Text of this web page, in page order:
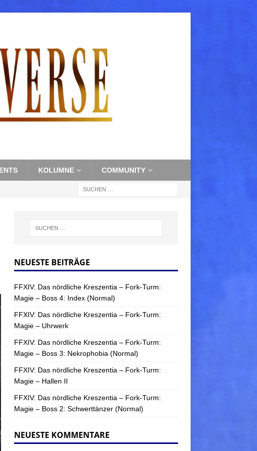
KOLUMNE COMMUNITY
NEUESTE BEITRÄGE
FFXIV: Das nördliche Kreszentia – Fork-Turm:
Magie – Boss 4: Index (Normal)
FFXIV: Das nördliche Kreszentia – Fork-Turm:
Magie – Uhrwerk
FFXIV: Das nördliche Kreszentia – Fork-Turm:
Magie – Boss 3: Nekrophobia (Normal)
FFXIV: Das nördliche Kreszentia – Fork-Turm:
Magie – Hallen II
FFXIV: Das nördliche Kreszentia – Fork-Turm:
Magie – Boss 2: Schwerttänzer (Normal)
NEUESTE KOMMENTARE